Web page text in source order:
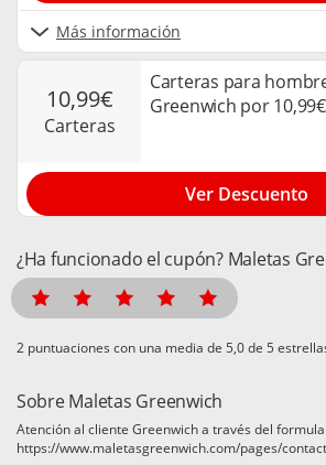
Más información
10,99€
carteras
Carteras para
Greenwich por 10,99€
Ver Descuento
¿Ha funcionado el cupón? Maletas
puntuaciones con una media de de 5
Sobre Maletas Greenwich
Atención al cliente Greenwich a través del
https://www.maletasgreenwich.com/pages/